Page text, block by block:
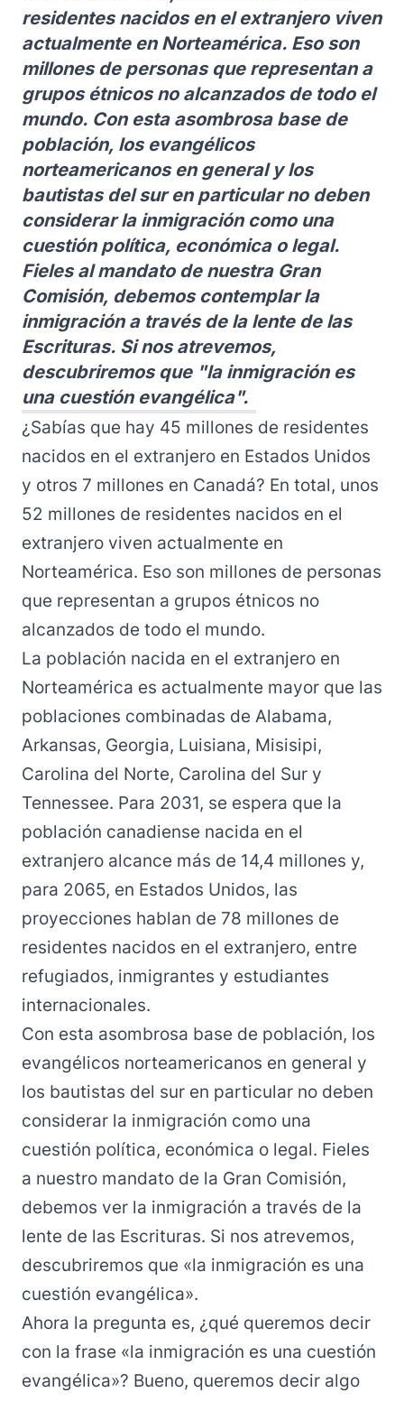
residentes nacidos en el extranjero viven
actualmente en Norteamérica. Eso son
millones de personas que representan a
grupos étnicos no alcanzados de todo el
mundo. Con esta asombrosa base de
población, los evangélicos
norteamericanos en general y los
bautistas del sur en particular no deben
considerar la inmigración como una
cuestión política, económica o legal.
Fieles al mandato de nuestra Gran
Comisión, debemos contemplar la
inmigración a través de la lente de las
Escrituras. Si nos atrevemos,
descubriremos que "la inmigración es
una cuestión evangélica".
¿Sabías que hay 45 millones de residentes
nacidos en el extranjero en Estados Unidos
y otros 7 millones en Canadá? En total, unos
52 millones de residentes nacidos en el
extranjero viven actualmente en
Norteamérica. Eso son millones de personas
que representan a grupos étnicos no
alcanzados de todo el mundo.
La población nacida en el extranjero en
Norteamérica es actualmente mayor que las
poblaciones combinadas de Alabama,
Arkansas, Georgia, Luisiana, Misisipi,
Carolina del Norte, Carolina del Sur y
Tennessee. Para 2031, se espera que la
población canadiense nacida en el
extranjero alcance más de 14,4 millones y,
para 2065, en Estados Unidos, las
proyecciones hablan de 78 millones de
residentes nacidos en el extranjero, entre
refugiados, inmigrantes y estudiantes
internacionales.
Con esta asombrosa base de población, los
evangélicos norteamericanos en general y
los bautistas del sur en particular no deben
considerar la inmigración como una
cuestión política, económica o legal. Fieles
a nuestro mandato de la Gran Comisión,
debemos ver la inmigración a través de la
lente de las Escrituras. Si nos atrevemos,
descubriremos que «la inmigración es una
cuestión evangélica».
Ahora la pregunta es, ¿qué queremos decir
con la frase «la inmigración es una cuestión
evangélica»? Bueno, queremos decir algo